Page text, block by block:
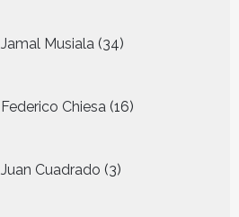
Jamal Musiala 34
producten
Federico Chiesa 16
producten
Juan Cuadrado 3
producten